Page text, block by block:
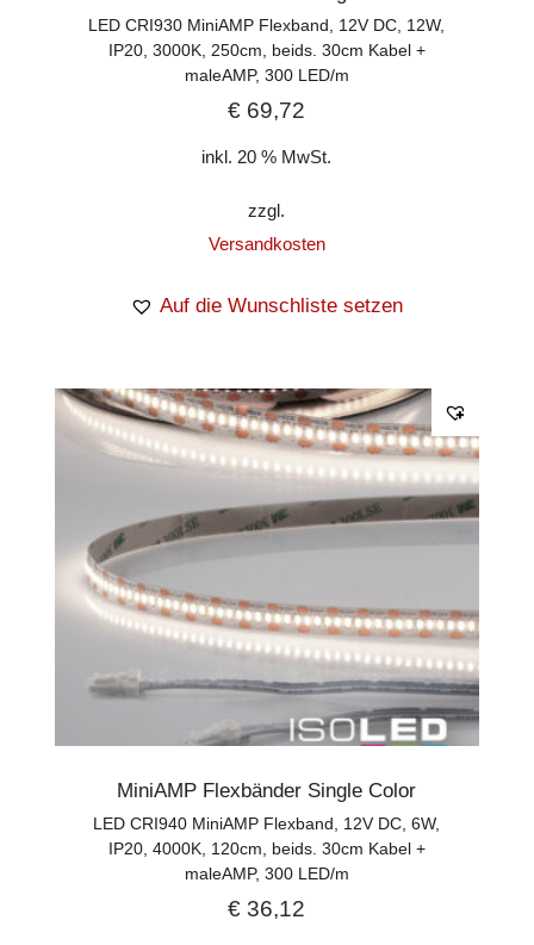
LED CRI930 MiniAMP Flexband, 12V DC, 12W,
IP20, 3000K, 250cm, beids. 30cm Kabel +
maleAMP, 300 LED/m
€ 69,72
inkl. 20 % MwSt.
zzgl.
Versandkosten
Auf die Wunschliste setzen
MiniAMP Flexbänder Single Color
LED CRI940 MiniAMP Flexband, 12V DC, 6W,
IP20, 4000K, 120cm, beids. 30cm Kabel +
maleAMP, 300 LED/m
€ 36,12